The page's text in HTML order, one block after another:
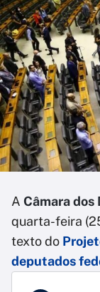
A Câmara dos
quarta-feira
texto do
deputados